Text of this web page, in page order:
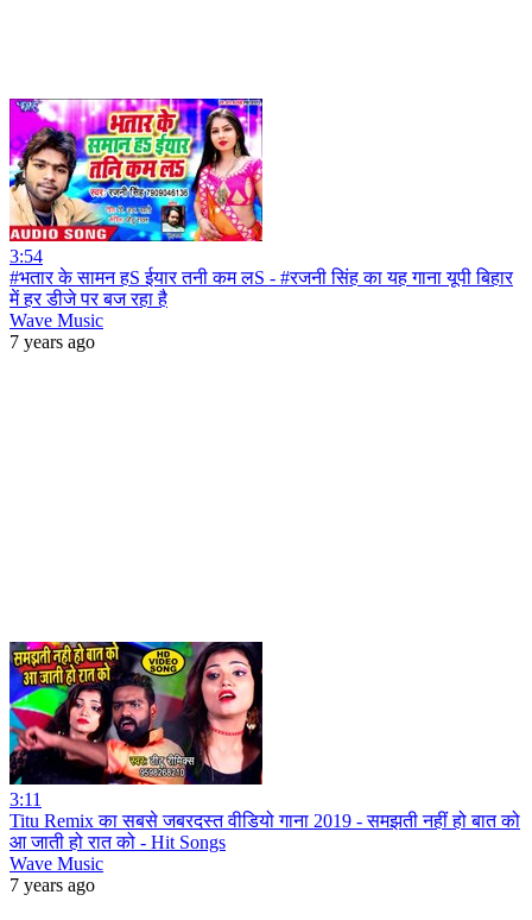
3:54
#भतार के सामन हS ईयार तनी कम लS - #रजनी सिंह का यह गाना यूपी बिहार
में हर डीजे पर बज रहा है
Wave Music
7 years ago
3:11
Titu Remix का सबसे जबरदस्त वीडियो गाना 2019 - समझती नहीं हो बात को
आ जाती हो रात को - Hit Songs
Wave Music
7 years ago